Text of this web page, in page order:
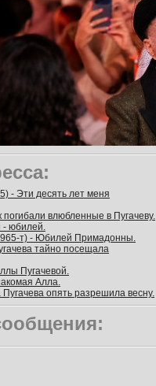
- Эти десять лет меня
влюбленные в Пугачеву.
юбилей.
т) - Юбилей Примадонны.
тайно посещала
Пугачевой.
Алла.
опять разрешила весну.